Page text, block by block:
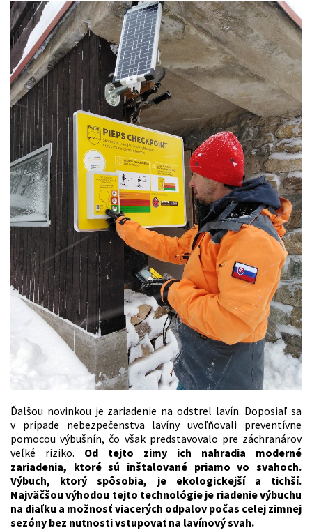
Ďalšou novinkou je zariadenie na odstrel lavín. Doposiaľ sa
v prípade nebezpečenstva lavíny uvoľňovali preventívne
pomocou výbušnín, čo však predstavovalo pre záchranárov
veľké riziko. Od tejto zimy ich nahradia moderné
zariadenia, ktoré sú inštalované priamo vo svahoch.
Výbuch, ktorý spôsobia, je ekologickejší a tichší.
Najväčšou výhodou tejto technológie je riadenie výbuchu
na diaľku a možnosť viacerých odpalov počas celej zimnej
sezóny bez nutnosti vstupovať na lavínový svah.